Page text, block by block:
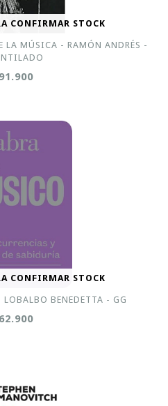
CONFIRMAR STOCK
LA MÚSICA - RAMÓN ANDRÉS -
CONFIRMAR STOCK
BENEDETTA - GG